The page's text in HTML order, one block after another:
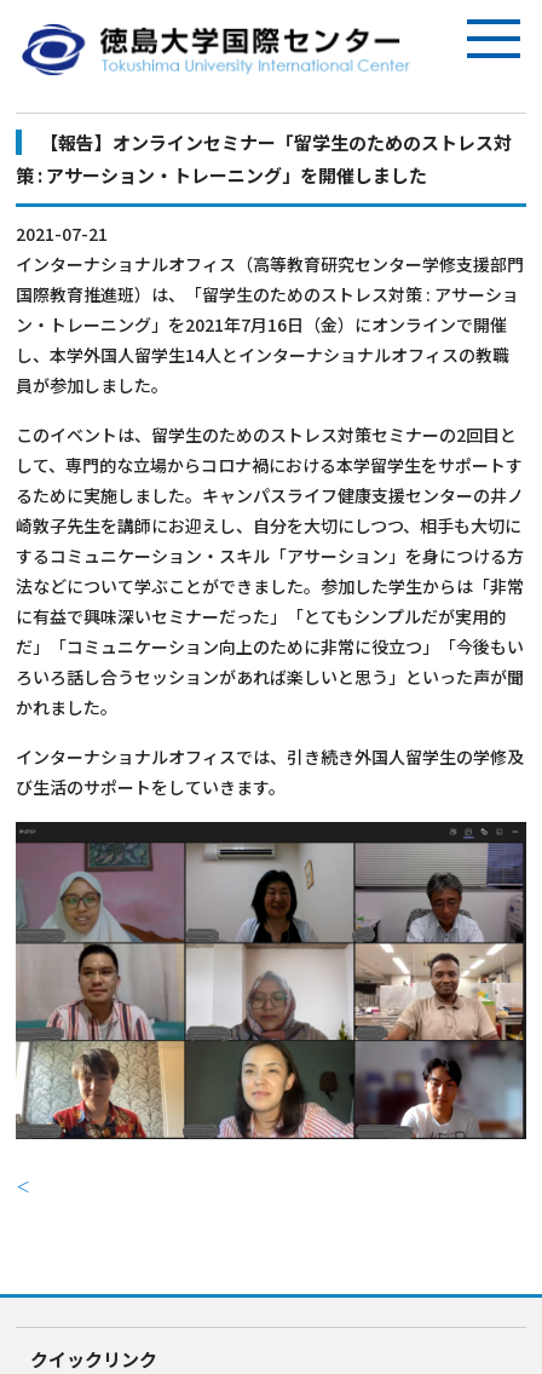
【報告】オンラインセミナー「留学⽣のためのストレス対
策 : アサーション・トレーニング」を開催しました
2021-07-21
インターナショナルオフィス（高等教育研究センター学修支援部門
国際教育推進班）は、「留学⽣のためのストレス対策 : アサーショ
ン・トレーニング」を2021年7月16日（金）にオンラインで開催
し、本学外国人留学生14人とインターナショナルオフィスの教職
員が参加しました。
このイベントは、留学生のためのストレス対策セミナーの2回目と
して、専門的な立場からコロナ禍における本学留学生をサポートす
るために実施しました。キャンパスライフ健康支援センターの井ノ
崎敦子先生を講師にお迎えし、自分を大切にしつつ、相手も大切に
するコミュニケーション・スキル「アサーション」を身につける方
法などについて学ぶことができました。参加した学生からは「非常
に有益で興味深いセミナーだった」「とてもシンプルだが実用的
だ」「コミュニケーション向上のために非常に役立つ」「今後もい
ろいろ話し合うセッションがあれば楽しいと思う」といった声が聞
かれました。
インターナショナルオフィスでは、引き続き外国人留学生の学修及
び生活のサポートをしていきます。
＜
クイックリンク